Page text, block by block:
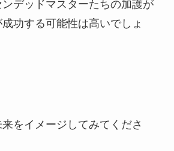
デッドマスターたちの加護が
功する可能性は高いでしょ
をイメージしてみてくださ